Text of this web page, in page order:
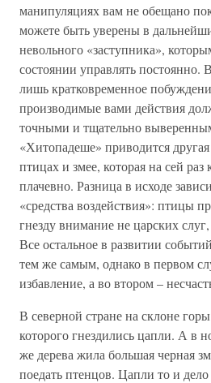
манипуляциях вам не обещано
можете быть уверены в
невольного «заступника»,
состоянии управлять постоянно.
лишь кратковременное
производимые вами действия
точными и тщательно
«Хитопадеше» приводится
птицах и змее, которая на сей раз
плачевно. Разница в исходе
«средства воздействия»: птицы
гнезду внимание не царских
Все остальное в развитии
тем же самым, однако в первом
избавление, а во втором –
В северной стране на склоне
которого гнездились цапли. А в
же дерева жила большая черная
поедать птенцов. Цапли то и